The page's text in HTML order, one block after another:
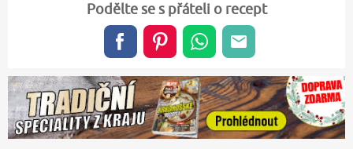
Podělte se s přáteli o recept